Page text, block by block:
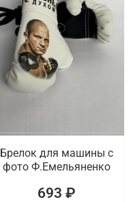
Брелок для машины с
фото Ф.Емельяненко
693 ₽